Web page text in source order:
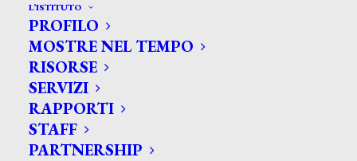
L’ISTITUTO
PROFILO
MOSTRE NEL TEMPO
RISORSE
SERVIZI
RAPPORTI
STAFF
PARTNERSHIP
CERCA TRA GLI ARTISTI:
Search
for: